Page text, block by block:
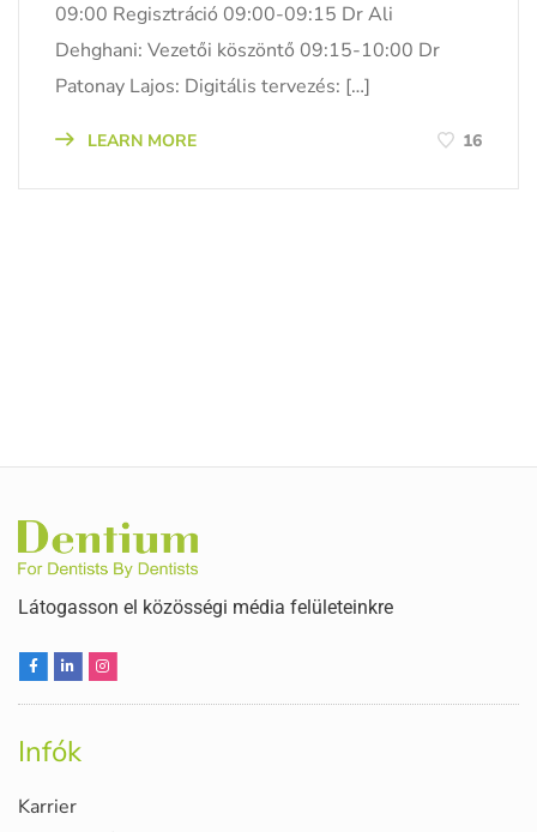
09:00 Regisztráció 09:00-09:15 Dr Ali
Dehghani: Vezetői köszöntő 09:15-10:00 Dr
Patonay Lajos: Digitális tervezés: […]
LEARN MORE 16
Látogasson el közösségi média felületeinkre
Infók
Karrier